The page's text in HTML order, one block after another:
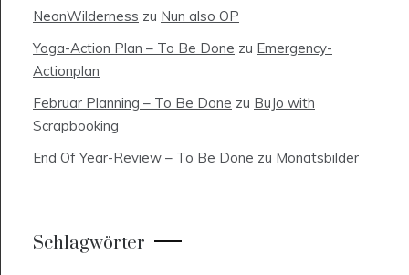
NeonWilderness zu Nun also OP
Yoga-Action Plan – To Be Done zu Emergency-
Actionplan
Februar Planning – To Be Done zu BuJo with
Scrapbooking
End Of Year-Review – To Be Done zu Monatsbilder
Schlagwörter